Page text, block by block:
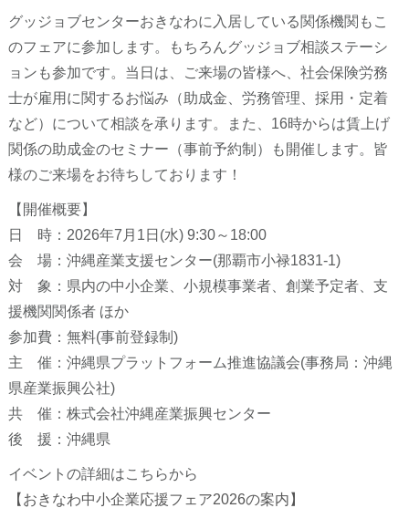
グッジョブセンターおきなわに入居している関係機関もこ
のフェアに参加します。もちろんグッジョブ相談ステーシ
ョンも参加です。当日は、ご来場の皆様へ、社会保険労務
士が雇用に関するお悩み（助成金、労務管理、採用・定着
など）について相談を承ります。また、16時からは賃上げ
関係の助成金のセミナー（事前予約制）も開催します。皆
様のご来場をお待ちしております！
【開催概要】
日 時：2026年7月1日(水) 9:30～18:00
会 場：沖縄産業支援センター(那覇市小禄1831-1)
対 象：県内の中小企業、小規模事業者、創業予定者、支
援機関関係者 ほか
参加費：無料(事前登録制)
主 催：沖縄県プラットフォーム推進協議会(事務局：沖縄
県産業振興公社)
共 催：株式会社沖縄産業振興センター
後 援：沖縄県
イベントの詳細はこちらから
【おきなわ中小企業応援フェア2026の案内】